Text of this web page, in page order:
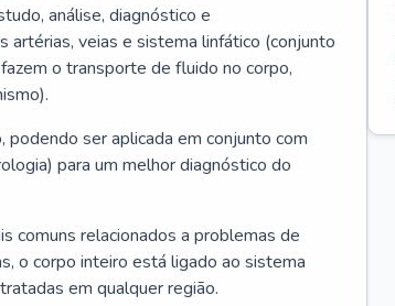
análise, diagnóstico e
artérias, veias e sistema linfático (conjunto
o transporte de fluido no corpo,
ser aplicada em conjunto com
para um melhor diagnóstico do
comuns relacionados a problemas de
o corpo inteiro está ligado ao sistema
em qualquer região.